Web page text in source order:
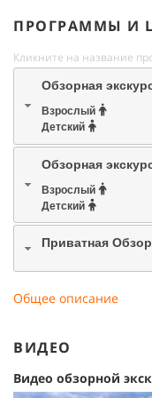
ПРОГРАММЫ И
Кликните на название
Обзорная
Взрослый
Детский
Обзорная
Взрослый
Детский
Приватная
Общее описание
ВИДЕО
Видео обзорной